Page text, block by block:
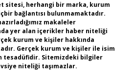
sitesi, herhangi bir marka, kurum
bağlantısı bulunmamaktadır.
makaleler
yer alan içerikler haber niteliği
kurum ve kişiler hakkında
Gerçek kurum ve kişiler ile isim
tesadüfidir. Sitemizdeki bilgiler
niteliği taşımazlar.